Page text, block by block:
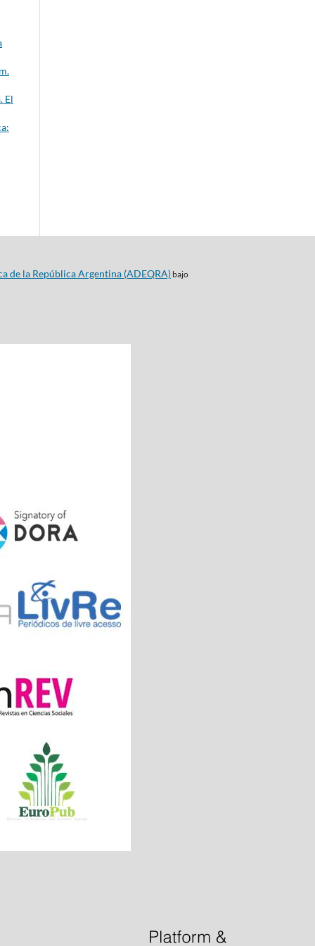
El
de la República Argentina (ADEQRA)bajo